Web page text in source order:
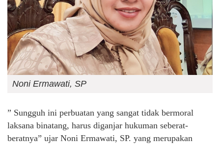
Noni Ermawati, SP
” Sungguh ini perbuatan yang sangat tidak bermoral
laksana binatang, harus diganjar hukuman seberat-
beratnya” ujar Noni Ermawati, SP. yang merupakan